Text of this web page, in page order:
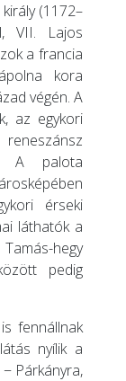
(1172–
VII. Lajos
a francia
kora
végén. A
az egykori
A palota
érseki
láthatók a
hegy
pedig
fennállnak
nyílik a
Párkányra,